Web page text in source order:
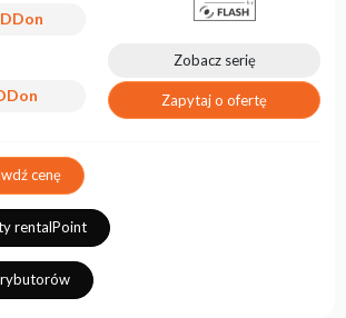
Zobacz serię
Zapytaj o ofertę
cenę
rentalPoint